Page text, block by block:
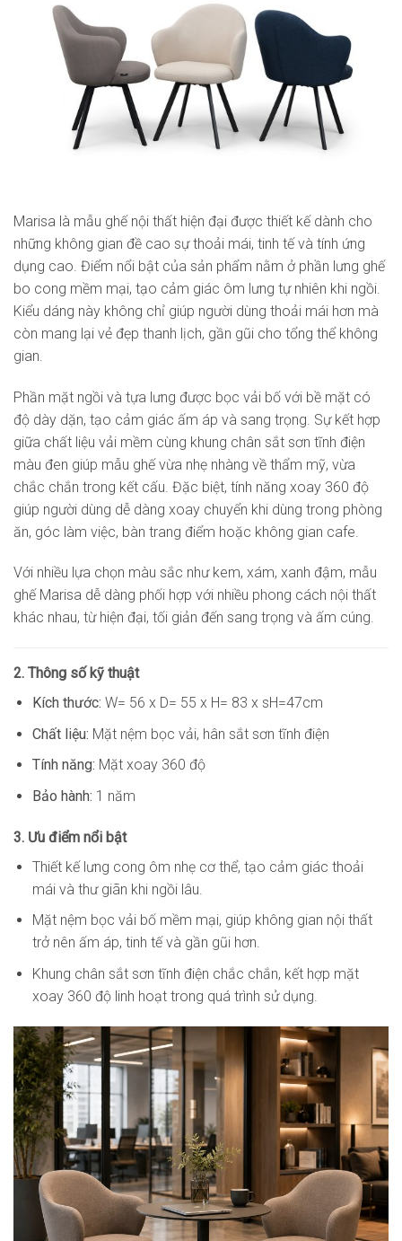
Marisa là mẫu ghế nội thất hiện đại được thiết kế dành cho
những không gian đề cao sự thoải mái, tinh tế và tính ứng
dụng cao. Điểm nổi bật của sản phẩm nằm ở phần lưng ghế
bo cong mềm mại, tạo cảm giác ôm lưng tự nhiên khi ngồi.
Kiểu dáng này không chỉ giúp người dùng thoải mái hơn mà
còn mang lại vẻ đẹp thanh lịch, gần gũi cho tổng thể không
gian.
Phần mặt ngồi và tựa lưng được bọc vải bố với bề mặt có
độ dày dặn, tạo cảm giác ấm áp và sang trọng. Sự kết hợp
giữa chất liệu vải mềm cùng khung chân sắt sơn tĩnh điện
màu đen giúp mẫu ghế vừa nhẹ nhàng về thẩm mỹ, vừa
chắc chắn trong kết cấu. Đặc biệt, tính năng xoay 360 độ
giúp người dùng dễ dàng xoay chuyển khi dùng trong phòng
ăn, góc làm việc, bàn trang điểm hoặc không gian cafe.
Với nhiều lựa chọn màu sắc như kem, xám, xanh đậm, mẫu
ghế Marisa dễ dàng phối hợp với nhiều phong cách nội thất
khác nhau, từ hiện đại, tối giản đến sang trọng và ấm cúng.
2. Thông số kỹ thuật
Kích thước: W= 56 x D= 55 x H= 83 x sH=47cm
Chất liệu: Mặt nệm bọc vải, hân sắt sơn tĩnh điện
Tính năng: Mặt xoay 360 độ
Bảo hành: 1 năm
3. Ưu điểm nổi bật
Thiết kế lưng cong ôm nhẹ cơ thể, tạo cảm giác thoải
mái và thư giãn khi ngồi lâu.
Mặt nệm bọc vải bố mềm mại, giúp không gian nội thất
trở nên ấm áp, tinh tế và gần gũi hơn.
Khung chân sắt sơn tĩnh điện chắc chắn, kết hợp mặt
xoay 360 độ linh hoạt trong quá trình sử dụng.